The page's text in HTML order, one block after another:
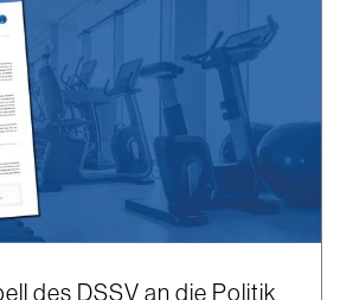
des DSSV an die Politik